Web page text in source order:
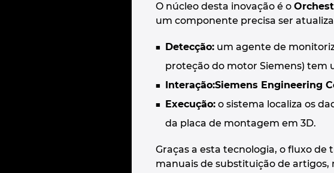
O núcleo desta inovação é o
um componente precisa ser
Detecção: um agente de
proteção do motor Siemens) tem
Interação:Siemens Engineering
Execução: o sistema localiza os
da placa de montagem em 3D.
Graças a esta tecnologia, o fluxo
manuais de substituição de artigos,